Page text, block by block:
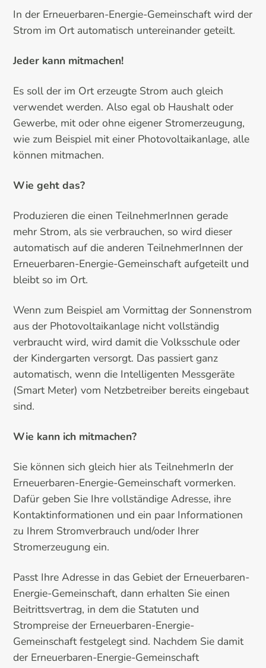
In der Erneuerbaren-Energie-Gemeinschaft wird der
Strom im Ort automatisch untereinander geteilt.
Jeder kann mitmachen!
Es soll der im Ort erzeugte Strom auch gleich
verwendet werden. Also egal ob Haushalt oder
Gewerbe, mit oder ohne eigener Stromerzeugung,
wie zum Beispiel mit einer Photovoltaikanlage, alle
können mitmachen.
Wie geht das?
Produzieren die einen TeilnehmerInnen gerade
mehr Strom, als sie verbrauchen, so wird dieser
automatisch auf die anderen TeilnehmerInnen der
Erneuerbaren-Energie-Gemeinschaft aufgeteilt und
bleibt so im Ort.
Wenn zum Beispiel am Vormittag der Sonnenstrom
aus der Photovoltaikanlage nicht vollständig
verbraucht wird, wird damit die Volksschule oder
der Kindergarten versorgt. Das passiert ganz
automatisch, wenn die Intelligenten Messgeräte
(Smart Meter) vom Netzbetreiber bereits eingebaut
sind.
Wie kann ich mitmachen?
Sie können sich gleich hier als TeilnehmerIn der
Erneuerbaren-Energie-Gemeinschaft vormerken.
Dafür geben Sie Ihre vollständige Adresse, ihre
Kontaktinformationen und ein paar Informationen
zu Ihrem Stromverbrauch und/oder Ihrer
Stromerzeugung ein.
Passt Ihre Adresse in das Gebiet der Erneuerbaren-
Energie-Gemeinschaft, dann erhalten Sie einen
Beitrittsvertrag, in dem die Statuten und
Strompreise der Erneuerbaren-Energie-
Gemeinschaft festgelegt sind. Nachdem Sie damit
der Erneuerbaren-Energie-Gemeinschaft